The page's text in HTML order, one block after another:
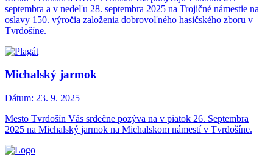
septembra a v nedeľu 28. septembra 2025 na Trojičné námestie na
oslavy 150. výročia založenia dobrovoľného hasičského zboru v
Tvrdošíne.
Michalský jarmok
Dátum: 23. 9. 2025
Mesto Tvrdošín Vás srdečne pozýva na v piatok 26. Septembra
2025 na Michalský jarmok na Michalskom námestí v Tvrdošíne.